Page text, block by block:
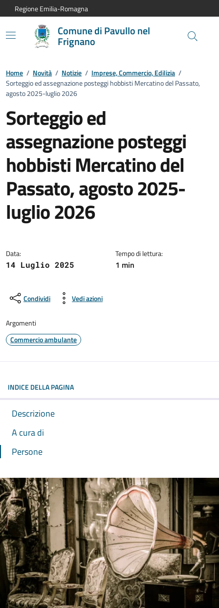
Vai al contenuto principale
Vai alla navigazione del sito
Vai al piede di pagina
Regione Emilia-Romagna
Comune di Pavullo nel
Frignano
Home / Novità / Notizie / Imprese, Commercio, Edilizia /
Sorteggio ed assegnazione posteggi hobbisti Mercatino del Passato,
agosto 2025-luglio 2026
Sorteggio ed
assegnazione posteggi
hobbisti Mercatino del
Passato, agosto 2025-
luglio 2026
Data:
14 Luglio 2025
Tempo di lettura:
1 min
Condividi Vedi azioni
Argomenti
Commercio ambulante
INDICE DELLA PAGINA
Descrizione
A cura di
Persone